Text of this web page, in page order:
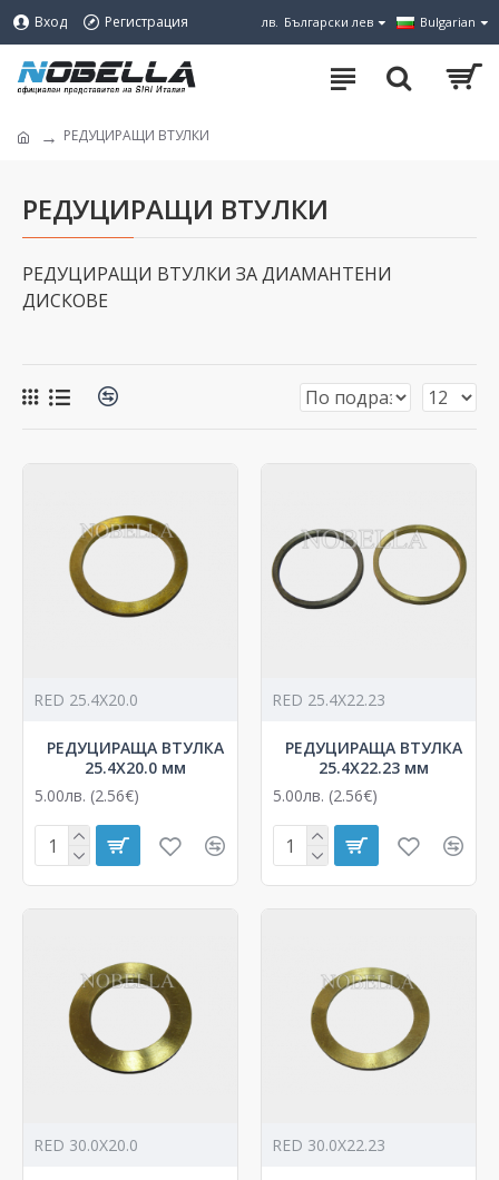
Вход Регистрация лв. Български лев Bulgarian
РЕДУЦИРАЩИ ВТУЛКИ
РЕДУЦИРАЩИ ВТУЛКИ
РЕДУЦИРАЩИ ВТУЛКИ ЗА ДИАМАНТЕНИ
ДИСКОВЕ
RED 25.4X20.0
РЕДУЦИРАЩА ВТУЛКА
25.4X20.0 мм
5.00лв. (2.56€)
RED 25.4X22.23
РЕДУЦИРАЩА ВТУЛКА
25.4X22.23 мм
5.00лв. (2.56€)
RED 30.0X20.0 RED 30.0X22.23